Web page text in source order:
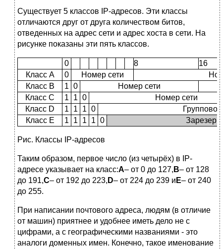
Существует 5 классов IP-адресов. Эти классы
отличаются друг от друга количеством битов,
отведенных на адрес сети и адрес хоста в сети. На
рисунке показаны эти пять классов.
0 8
16
Класс A
0 Номер сети
Класс B
1 0
Номер сети
Класс C
1 1 0
Номер сети
Класс D
1 1 1 0
Класс E
1 1 1 1 0
Рис. Классы IP-адресов
Таким образом, первое число (из четырёх) в IP-
адресе указывает на класс:A– от 0 до 127, B– от 128
до 191,C– от 192 до 223, D– от 224 до 239 и E– от 240
до 255.
При написании почтового адреса, людям (в отличие
от машин) приятнее и удобнее иметь дело не с
цифрами, а с географическими названиями - это
аналоги доменных имен. Конечно, такое именование